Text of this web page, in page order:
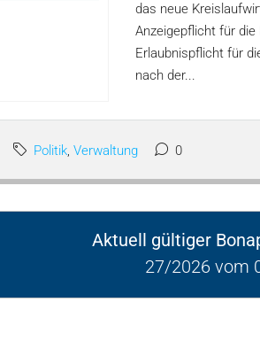
das neue
Anzeigepflicht für
Erlaubnispflicht für
nach der...
Politik, Verwaltung 0
Aktuell gültiger
27/2026 vom